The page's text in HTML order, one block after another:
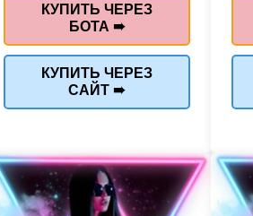
КУПИТЬ ЧЕРЕЗ
БОТА ➠
КУПИТЬ ЧЕРЕЗ
САЙТ ➠